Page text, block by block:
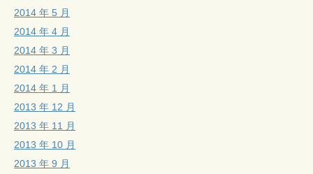
2014 年 5 月
2014 年 4 月
2014 年 3 月
2014 年 2 月
2014 年 1 月
2013 年 12 月
2013 年 11 月
2013 年 10 月
2013 年 9 月